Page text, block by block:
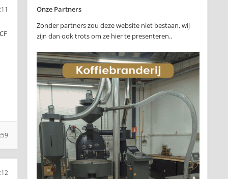
Onze Partners
Zonder partners zou deze website niet bestaan, wij
zijn dan ook trots om ze hier te presenteren..